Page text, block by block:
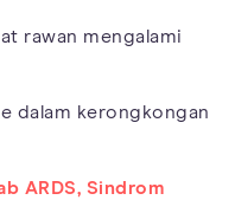
rawan mengalami
dalam kerongkongan
ARDS, Sindrom